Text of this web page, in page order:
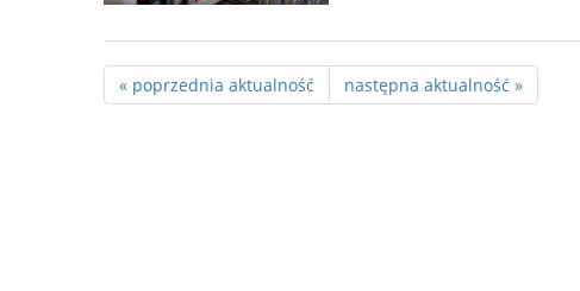
« poprzednia aktualność następna aktualność »